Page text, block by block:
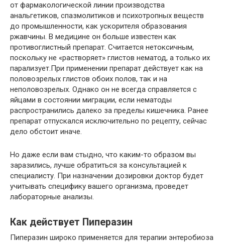
от фармакологической линии производства
анальгетиков, спазмолитиков и психотропных веществ
до промышленности, как ускорителя образования
ржавчины. В медицине он больше известен как
противоглистный препарат. Считается нетоксичным,
поскольку не «растворяет» глистов нематод, а только их
парализует.При применении препарат действует как на
половозрелых глистов обоих полов, так и на
неполовозрелых. Однако он не всегда справляется с
яйцами в состоянии миграции, если нематоды
распространились далеко за пределы кишечника. Ранее
препарат отпускался исключительно по рецепту, сейчас
дело обстоит иначе.
Но даже если вам стыдно, что каким-то образом вы
заразились, лучше обратиться за консультацией к
специалисту. При назначении дозировки доктор будет
учитывать специфику вашего организма, проведет
лабораторные анализы.
Как действует Пиперазин
Пиперазин широко применяется для терапии энтеробиоза